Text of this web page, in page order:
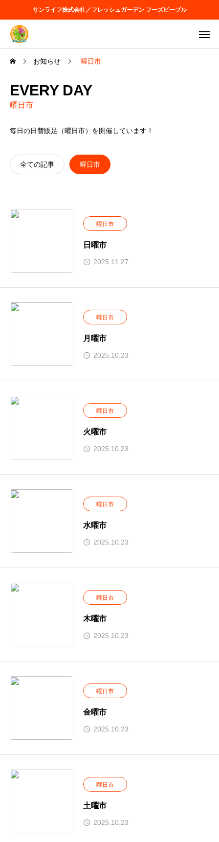
サンライフ株式会社／フレッシュガーデン フーズピープル
お知らせ 曜日市
EVERY DAY
曜日市
毎日の日替販足（曜日市）を開催しています！
全ての記事 曜日市
曜日市
日曜市
2025.11.27
曜日市
月曜市
2025.10.23
曜日市
火曜市
2025.10.23
曜日市
水曜市
2025.10.23
曜日市
木曜市
2025.10.23
曜日市
金曜市
2025.10.23
曜日市
土曜市
2025.10.23